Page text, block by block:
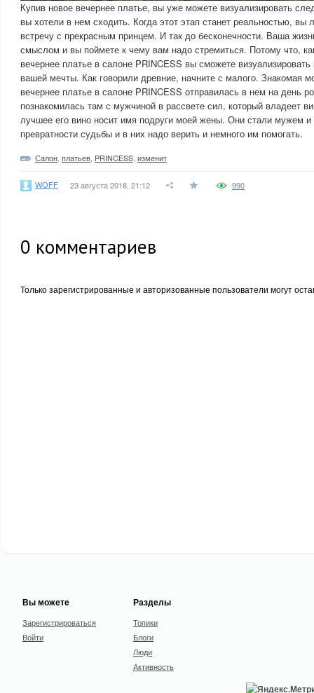
Купив новое вечернее платье, вы уже можете визуализировать
вы хотели в нем сходить. Когда этот этап станет реальностью, вы
встречу с прекрасным принцем. И так до бесконечности. Ваша
смыслом и вы поймете к чему вам надо стремиться. Потому что,
вечернее платье в салоне PRINCESS вы сможете визуализировать
вашей мечты. Как говорили древние, начните с малого. Знакомая
вечернее платье в салоне PRINCESS отправилась в нем на день
познакомилась там с мужчиной в рассвете сил, который владеет
лучшее его вино носит имя подруги моей жены. Они стали мужем и
превратности судьбы и в них надо верить и немного им помогать.
Салон платьев PRINCESS изменит
WOFF 23 августа 2018, 21:12 990
0 комментариев
Только зарегистрированные и авторизованные пользователи могут
Вы можете
Зарегистрироваться
Войти
Разделы
Топики
Блоги
Люди
Активность